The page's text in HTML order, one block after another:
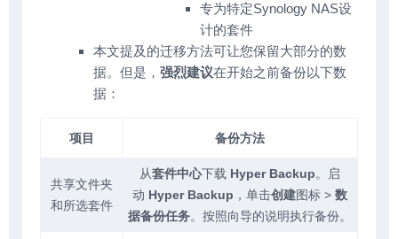
专为特定Synology NAS设
计的套件
本文提及的迁移方法可让您保留大部分的数
据。但是， 强烈建议在开始之前备份以下数
据：
项目 备份方法
共享文件夹
和所选套件
从套件中心下载 Hyper Backup。启
动 Hyper Backup ，单击创建图标 > 数
据备份任务。按照向导的说明执行备份。